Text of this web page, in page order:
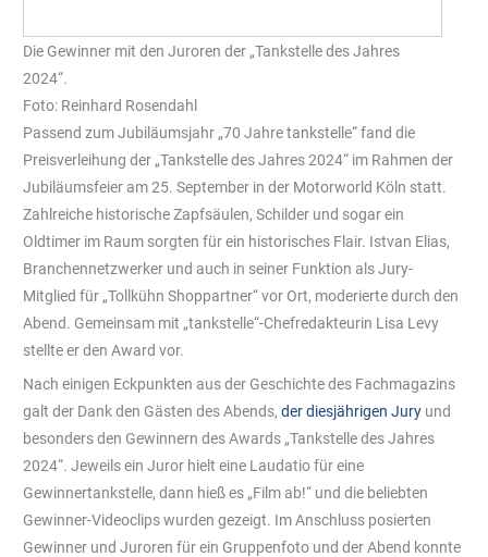
Die Gewinner mit den Juroren der „Tankstelle des Jahres
2024“.
Foto: Reinhard Rosendahl
Passend zum Jubiläumsjahr „70 Jahre tankstelle“ fand die
Preisverleihung der „Tankstelle des Jahres 2024“ im Rahmen der
Jubiläumsfeier am 25. September in der Motorworld Köln statt.
Zahlreiche historische Zapfsäulen, Schilder und sogar ein
Oldtimer im Raum sorgten für ein historisches Flair. Istvan Elias,
Branchennetzwerker und auch in seiner Funktion als Jury-
Mitglied für „Tollkühn Shoppartner“ vor Ort, moderierte durch den
Abend. Gemeinsam mit „tankstelle“-Chefredakteurin Lisa Levy
stellte er den Award vor.
Nach einigen Eckpunkten aus der Geschichte des Fachmagazins
galt der Dank den Gästen des Abends, der diesjährigen Jury und
besonders den Gewinnern des Awards „Tankstelle des Jahres
2024“. Jeweils ein Juror hielt eine Laudatio für eine
Gewinnertankstelle, dann hieß es „Film ab!“ und die beliebten
Gewinner-Videoclips wurden gezeigt. Im Anschluss posierten
Gewinner und Juroren für ein Gruppenfoto und der Abend konnte